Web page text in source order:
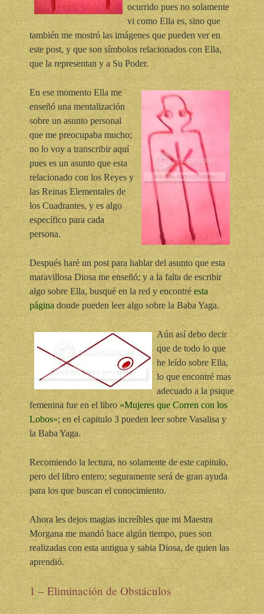
ocurrido pues no solamente
vi como Ella es, sino que
también me mostró las imágenes que pueden ver en
este post, y que son símbolos relacionados con Ella,
que la representan y a Su Poder.
En ese momento Ella me
enseñó una mentalización
sobre un asunto personal
que me preocupaba mucho;
no lo voy a transcribir aquí
pues es un asunto que esta
relacionado con los Reyes y
las Reinas Elementales de
los Cuadrantes, y es algo
específico para cada
persona.
Después haré un post para hablar del asunto que esta
maravillosa Diosa me enseñó; y a la falta de escribir
algo sobre Ella, busqué en la red y encontré esta
página donde pueden leer algo sobre la Baba Yaga.
Aún así debo decir
que de todo lo que
he leído sobre Ella,
lo que encontré mas
adecuado a la psique
femenina fue en el libro«Mujeres que Corren con los
Lobos»; en el capitulo 3 pueden leer sobre Vasalisa y
la Baba Yaga.
Recomiendo la lectura, no solamente de este capitulo,
pero del libro entero; seguramente será de gran ayuda
para los que buscan el conocimiento.
Ahora les dejos magias increíbles que mi Maestra
Morgana me mandó hace algún tiempo, pues son
realizadas con esta antigua y sabia Diosa, de quien las
aprendió.
1 – Eliminación de Obstáculos